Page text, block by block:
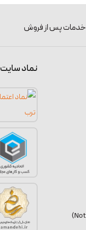
خدمات پس از فروش
نماد سایت